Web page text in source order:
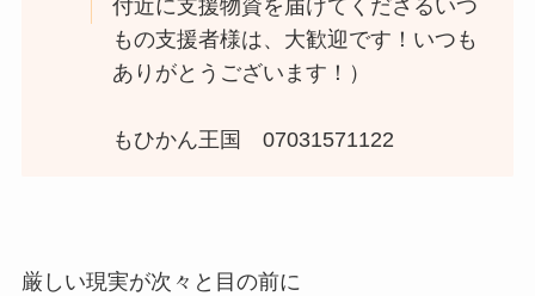
付近に支援物資を届けてくださるいつ
もの支援者様は、大歓迎です！いつも
ありがとうございます！）
もひかん王国 07031571122
厳しい現実が次々と目の前に